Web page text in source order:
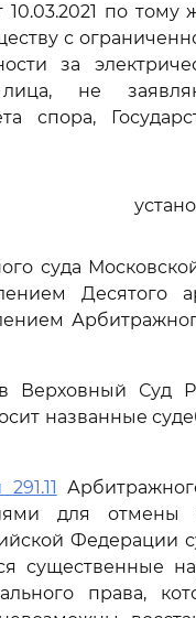
10.03.2021 по
с
за
не
спора,
суда
Десятого
Верховный Суд
названные
для отмены
Федерации
существенные
права,